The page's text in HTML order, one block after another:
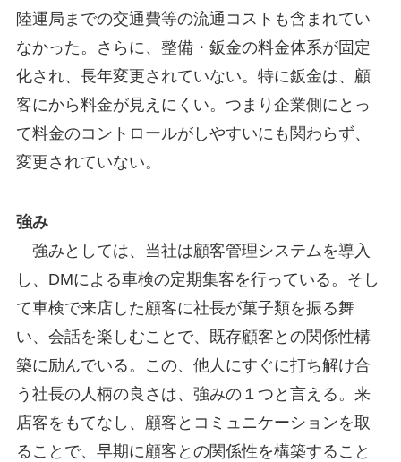
陸運局までの交通費等の流通コストも含まれてい
なかった。さらに、整備・鈑金の料金体系が固定
化され、長年変更されていない。特に鈑金は、顧
客にから料金が見えにくい。つまり企業側にとっ
て料金のコントロールがしやすいにも関わらず、
変更されていない。
強み
強みとしては、当社は顧客管理システムを導入
し、DMによる車検の定期集客を行っている。そし
て車検で来店した顧客に社長が菓子類を振る舞
い、会話を楽しむことで、既存顧客との関係性構
築に励んでいる。この、他人にすぐに打ち解け合
う社長の人柄の良さは、強みの１つと言える。来
店客をもてなし、顧客とコミュニケーションを取
ることで、早期に顧客との関係性を構築すること